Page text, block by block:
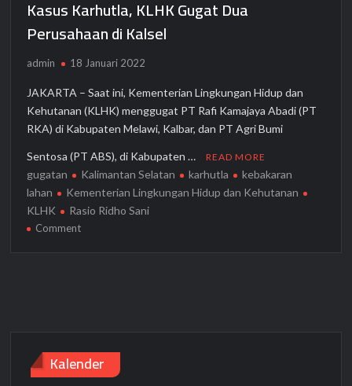
Bank Mandiri Taspen Resmikan Toko Aice Mantap di Manado
Keterangan Sejumlah Pihak dan Proses Penyidikan,
Tersangka Dika “Jebak” Korban dengan Iming-iming
Pencairan Bonus
Alhamdulillah!!! Bank Muamalat Raih Penghargaan Indonesia
Public Relations Top Leader 2026
Layanan Muamalat Digital Integrated Access Bank Muamalat
Tumbuh Positif
Bank Muamalat Kunjungi ke PP Muhammadiyah yang Dikenal
Kasus Karhutla, KLHK Gugat Dua
Perusahaan di Kalsel
admin 18 Januari 2022
JAKARTA – Saat ini, Kementerian Lingkungan Hidup dan
Kehutanan (KLHK) menggugat PT Rafi Kamajaya Abadi (PT
RKA) di Kabupaten Melawi, Kalbar, dan PT Agri Bumi
Sentosa (PT ABS), di Kabupaten … READ MORE
gugatan Kalimantan Selatan karhutla
kebakaran
lahan
Kementerian Lingkungan Hidup dan Kehutanan
KLHK
Rasio Ridho Sani
Commenton
Kalsel
Kalender